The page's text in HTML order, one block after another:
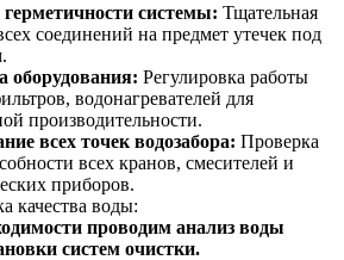
системы: Тщательная
соединений на предмет утечек под
оборудования: Регулировка работы
водонагревателей для
производительности.
всех точек водозабора: Проверка
всех кранов, смесителей и
приборов.
качества воды:
проводим анализ воды
систем очистки.